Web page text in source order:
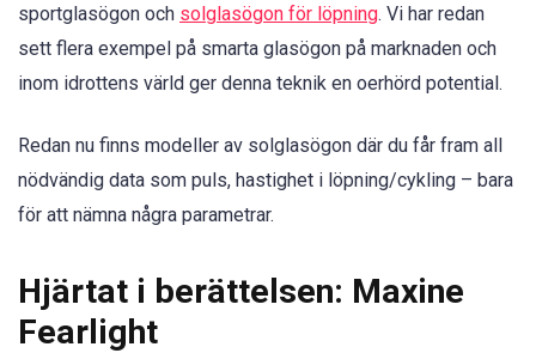
sportglasögon och solglasögon för löpning. Vi har redan
sett flera exempel på smarta glasögon på marknaden och
inom idrottens värld ger denna teknik en oerhörd potential.
Redan nu finns modeller av solglasögon där du får fram all
nödvändig data som puls, hastighet i löpning/cykling – bara
för att nämna några parametrar.
Hjärtat i berättelsen: Maxine
Fearlight